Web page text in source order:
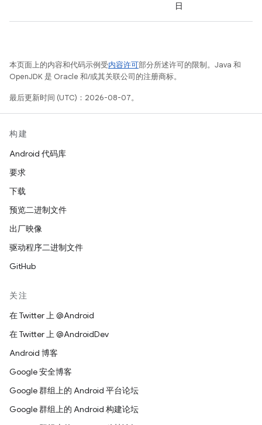
日
本页面上的内容和代码示例受内容许可部分所述许可的限制。Java 和
OpenJDK 是 Oracle 和/或其关联公司的注册商标。
最后更新时间 (UTC)：2026-08-07。
构建
Android 代码库
要求
下载
预览二进制文件
出厂映像
驱动程序二进制文件
GitHub
关注
在 Twitter 上 @Android
在 Twitter 上 @AndroidDev
Android 博客
Google 安全博客
Google 群组上的 Android 平台论坛
Google 群组上的 Android 构建论坛